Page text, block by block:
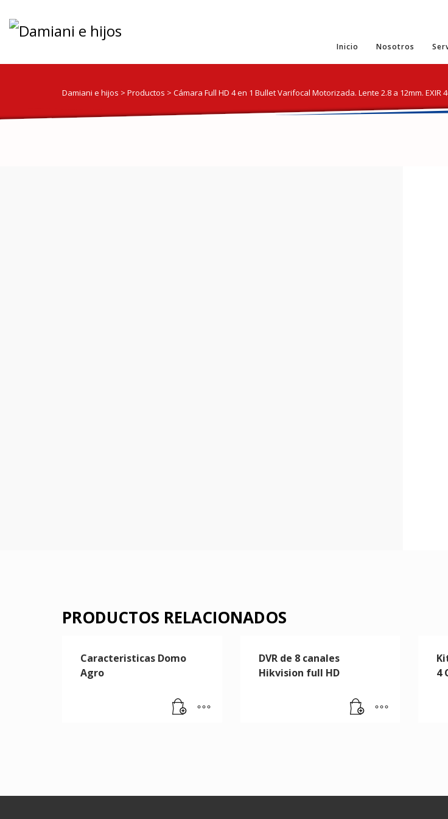
Inicio Nosotros
Damiani e hijos > Productos > Cámara Full HD 4 en 1 Bullet Varifocal Motorizada. Lente 2.8 a 12mm. EXIR
PRODUCTOS RELACIONADOS
Caracteristicas Domo
Agro
DVR de 8 canales
Hikvision full HD
4